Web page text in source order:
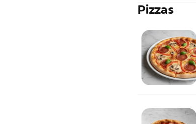
Pizzas